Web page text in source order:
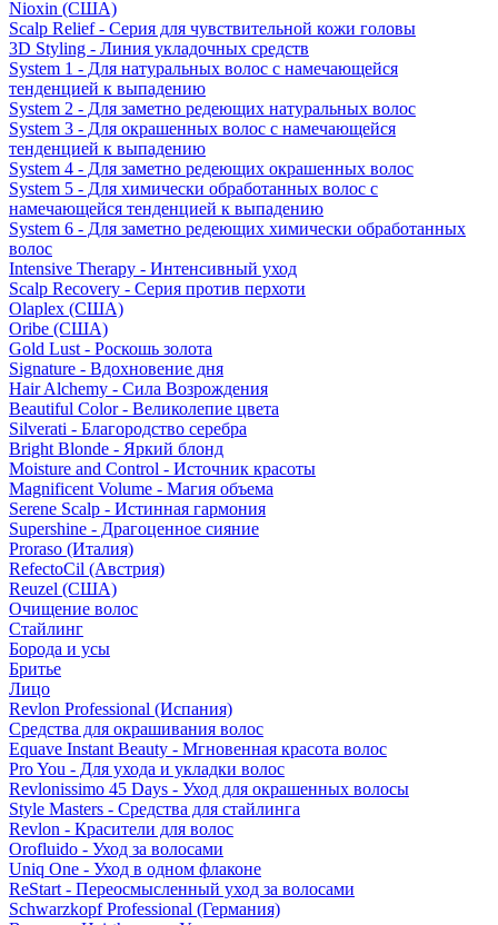
Nioxin (США)
Scalp Relief - Серия для чувствительной кожи головы
3D Styling - Линия укладочных средств
System 1 - Для натуральных волос с намечающейся
тенденцией к выпадению
System 2 - Для заметно редеющих натуральных волос
System 3 - Для окрашенных волос с намечающейся
тенденцией к выпадению
System 4 - Для заметно редеющих окрашенных волос
System 5 - Для химически обработанных волос с
намечающейся тенденцией к выпадению
System 6 - Для заметно редеющих химически обработанных
волос
Intensive Therapy - Интенсивный уход
Scalp Recovery - Серия против перхоти
Olaplex (США)
Oribe (США)
Gold Lust - Роскошь золота
Signature - Вдохновение дня
Hair Alchemy - Сила Возрождения
Beautiful Color - Великолепие цвета
Silverati - Благородство серебра
Bright Blonde - Яркий блонд
Moisture and Control - Источник красоты
Magnificent Volume - Магия объема
Serene Scalp - Истинная гармония
Supershine - Драгоценное сияние
Proraso (Италия)
RefectoCil (Австрия)
Reuzel (США)
Очищение волос
Стайлинг
Борода и усы
Бритье
Лицо
Revlon Professional (Испания)
Средства для окрашивания волос
Equave Instant Beauty - Мгновенная красота волос
Pro You - Для ухода и укладки волос
Revlonissimo 45 Days - Уход для окрашенных волосы
Style Masters - Средства для стайлинга
Revlon - Красители для волос
Orofluido - Уход за волосами
Uniq One - Уход в одном флаконе
ReStart - Переосмысленный уход за волосами
Schwarzkopf Professional (Германия)